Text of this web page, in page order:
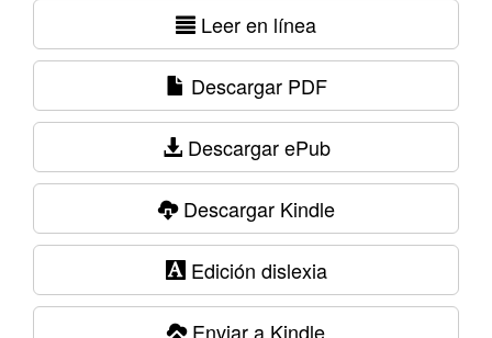
Leer en línea
Descargar PDF
Descargar ePub
Descargar Kindle
Edición dislexia
Enviar a Kindle